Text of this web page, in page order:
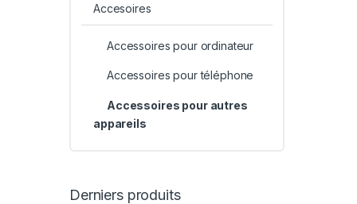
Accesoires
Accessoires pour ordinateur
Accessoires pour téléphone
Accessoires pour autres
appareils
Derniers produits